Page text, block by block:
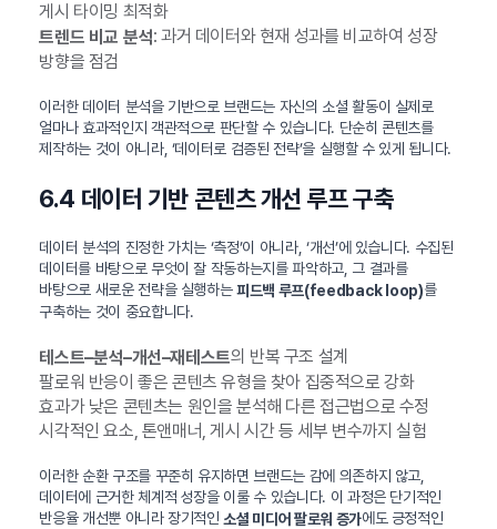
게시 타이밍 최적화
트렌드 비교 분석: 과거 데이터와 현재 성과를 비교하여 성장
방향을 점검
이러한 데이터 분석을 기반으로 브랜드는 자신의 소셜 활동이 실제로
얼마나 효과적인지 객관적으로 판단할 수 있습니다. 단순히 콘텐츠를
제작하는 것이 아니라, ‘데이터로 검증된 전략’을 실행할 수 있게 됩니다.
6.4 데이터 기반 콘텐츠 개선 루프 구축
데이터 분석의 진정한 가치는 ‘측정’이 아니라, ‘개선’에 있습니다. 수집된
데이터를 바탕으로 무엇이 잘 작동하는지를 파악하고, 그 결과를
바탕으로 새로운 전략을 실행하는피드백 루프(feedback loop)를
구축하는 것이 중요합니다.
테스트–분석–개선–재테스트의 반복 구조 설계
팔로워 반응이 좋은 콘텐츠 유형을 찾아 집중적으로 강화
효과가 낮은 콘텐츠는 원인을 분석해 다른 접근법으로 수정
시각적인 요소, 톤앤매너, 게시 시간 등 세부 변수까지 실험
이러한 순환 구조를 꾸준히 유지하면 브랜드는 감에 의존하지 않고,
데이터에 근거한 체계적 성장을 이룰 수 있습니다. 이 과정은 단기적인
반응율 개선뿐 아니라 장기적인 소셜 미디어 팔로워 증가에도 긍정적인